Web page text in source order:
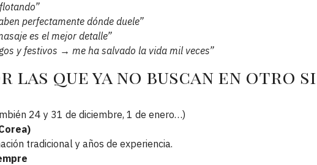
perfectamente dónde duele”
es el mejor detalle”
y festivos → me ha salvado la vida mil veces”
las que ya no buscan en otro
24 y 31 de diciembre, 1 de enero…)
tradicional y años de experiencia.